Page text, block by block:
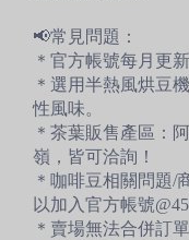
📢常見問題：
＊官方帳號每月更
＊選用半熱風烘豆
性風味。
＊茶葉販售產區：
嶺，皆可洽詢！
＊咖啡豆相關問題/
以加入官方帳號
＊賣場無法合併訂